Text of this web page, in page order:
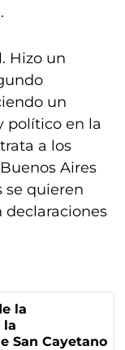
Hizo un
un
político en la
a los
Aires
se quieren
declaraciones
la
la
San Cayetano